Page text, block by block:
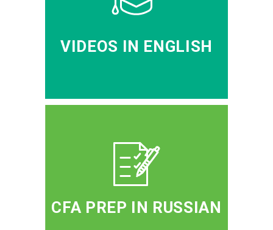
VIDEOS IN ENGLISH
CFA PREP IN RUSSIAN